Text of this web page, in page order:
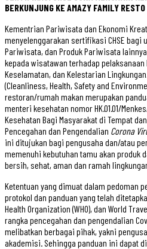
BERKUNJUNG KE AMAZY FAMILY RESTO
Kementrian Pariwisata dan Ekonomi Kreatif
menyelenggarakan sertifikasi CHSE
Pariwisata, dan Produk Pariwisata
kepada wisatawan terhadap
Keselamatan, dan Kelestarian
(Cleanliness, Health, Safety and
restoran/rumah makan merupakan
menteri kesehatan nomor HK.01.01/
Kesehatan Bagi Masyarakat di Tempat
Pencegahan dan Pengendalian Corona
ini ditujukan bagi pengusaha dan/atau
memenuhi kebutuhan tamu akan produk
bersih, sehat, aman dan ramah
Ketentuan yang dimuat dalam pedoman
protokol dan panduan yang telah
Health Organization (WHO), dan World
rangka pencegahan dan pengendalian
melibatkan berbagai pihak, yakni
akademisi. Sehingga panduan ini dapat